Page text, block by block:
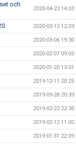
och
2020-04-23 14:03
2020-03-12 12:03
2020-03-06 19:30
2020-02-07 09:05
2020-01-20 13:01
2019-12-11 20:25
2019-09-28 20:39
2019-02-23 22:30
2019-02-12 11:00
2019-01-31 22:09